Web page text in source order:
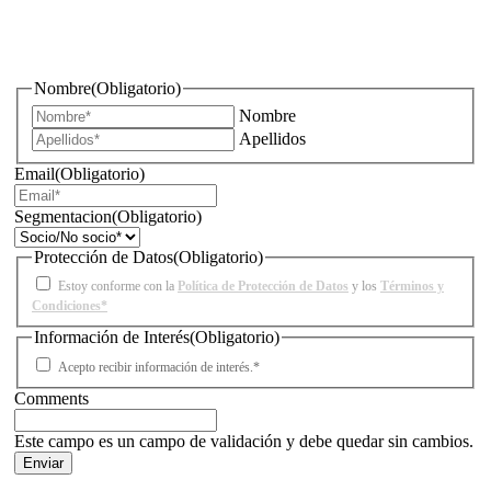
Nombre(Obligatorio)
Nombre
Apellidos
Email(Obligatorio)
Segmentacion(Obligatorio)
Protección de Datos(Obligatorio)
Estoy conforme con la Política de Protección de Datos y los Términos y
Condiciones*
Información de Interés(Obligatorio)
Acepto recibir información de interés.*
Comments
Este campo es un campo de validación y debe quedar sin cambios.